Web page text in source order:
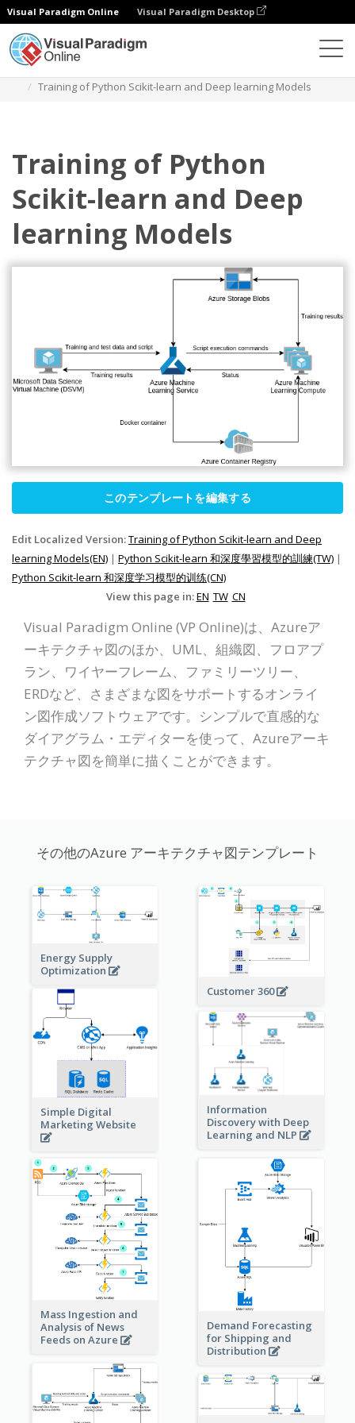
Visual Paradigm Online Visual Paradigm Desktop
Training of Python Scikit-learn and Deep learning Models
Training of Python
Scikit-learn and Deep
learning Models
このテンプレートを編集する
Edit Localized Version:Training of Python Scikit-learn and Deep
learning Models(EN) | Python Scikit-learn 和深度學習模型的訓練(TW) |
Python Scikit-learn 和深度学习模型的训练(CN)
View this page in:EN TW CN
Visual Paradigm Online (VP Online)は、Azureア
ーキテクチャ図のほか、UML、組織図、フロアプ
ラン、ワイヤーフレーム、ファミリーツリー、
ERDなど、さまざまな図をサポートするオンライ
ン図作成ソフトウェアです。シンプルで直感的な
ダイアグラム・エディターを使って、Azureアーキ
テクチャ図を簡単に描くことができます。
その他のAzure アーキテクチャ図テンプレート
Energy Supply
Optimization
Customer 360
Simple Digital
Marketing Website
Information
Discovery with Deep
Learning and NLP
Mass Ingestion and
Analysis of News
Feeds on Azure
Demand Forecasting
for Shipping and
Distribution